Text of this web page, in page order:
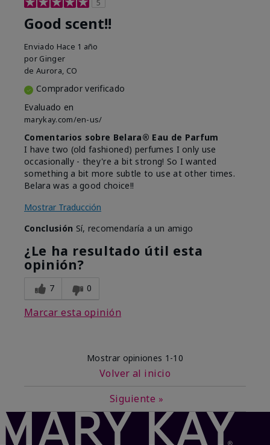
5
Good scent!!
Enviado Hace 1 año
por Ginger
de Aurora, CO
Comprador verificado
Evaluado en
marykay.com/en-us/
Comentarios sobre Belara® Eau de Parfum
I have two (old fashioned) perfumes I only use
occasionally - they're a bit strong! So I wanted
something a bit more subtle to use at other times.
Belara was a good choice!!
Mostrar Traducción
Conclusión Sí, recomendaría a un amigo
¿Le ha resultado útil esta
opinión?
7 0
Marcar esta opinión
Mostrar opiniones 1-10
Volver al inicio
Siguiente »